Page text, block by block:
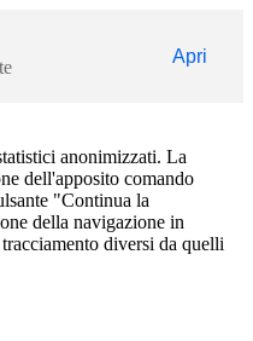
Apri
anonimizzati. La
dell'apposito comando
"Continua la
della navigazione in
diversi da quelli